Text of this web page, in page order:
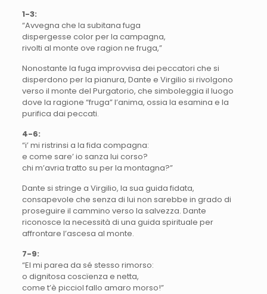
1-3:
“Avvegna che la subitana fuga
dispergesse color per la campagna,
rivolti al monte ove ragion ne fruga,”
Nonostante la fuga improvvisa dei peccatori che si
disperdono per la pianura, Dante e Virgilio si rivolgono
verso il monte del Purgatorio, che simboleggia il luogo
dove la ragione “fruga” l’anima, ossia la esamina e la
purifica dai peccati.
4-6:
“i’ mi ristrinsi a la fida compagna:
e come sare’ io sanza lui corso?
chi m’avria tratto su per la montagna?”
Dante si stringe a Virgilio, la sua guida fidata,
consapevole che senza di lui non sarebbe in grado di
proseguire il cammino verso la salvezza. Dante
riconosce la necessità di una guida spirituale per
affrontare l’ascesa al monte.
7-9:
“El mi parea da sé stesso rimorso:
o dignitosa coscïenza e netta,
come t’è picciol fallo amaro morso!”